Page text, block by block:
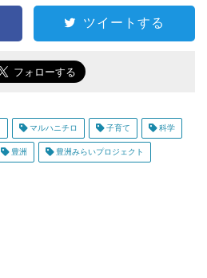
ツイートする
マルハニチロ 子育て 科学
豊洲 豊洲みらいプロジェクト